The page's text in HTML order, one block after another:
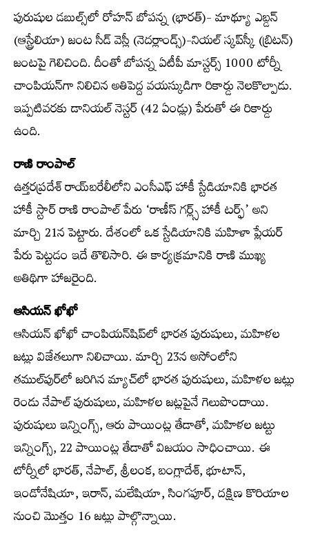
పురుషుల డబుల్స్‌లో రోహన్‌ బోపన్న (భారత్‌)- మాథ్యూ ఎబ్డన్‌
(ఆస్ట్రేలియా) జంట సీడ్‌ వెస్లీ (నెదర్లాండ్స్‌)-నియల్‌ స్కప్‌స్కీ (బ్రిటన్‌)
జంటపై గెలిచింది. దీంతో బోపన్న ఏటీపీ మాస్టర్స్‌ 1000 టోర్నీ
చాంపియన్‌గా నిలిచిన అతిపెద్ద వయస్కుడిగా రికార్డు నెలకొల్పాడు.
ఇప్పటివరకు డానియల్‌ నెస్టర్‌ (42 ఏండ్లు) పేరుతో ఈ రికార్డు
ఉంది.
రాణి రాంపాల్‌
ఉత్తరప్రదేశ్‌ రాయ్‌బరేలీలోని ఎంసీఎఫ్‌ హాకీ స్టేడియానికి భారత
హాకీ స్టార్‌ రాణి రాంపాల్‌ పేరు ‘రాణీస్‌ గర్ల్స్‌ హాకీ టర్ఫ్‌’ అని
మార్చి 21న పెట్టారు. దేశంలో ఒక స్టేడియానికి మహిళా ప్లేయర్‌
పేరు పెట్టడం ఇదే తొలిసారి. ఈ కార్యక్రమానికి రాణి ముఖ్య
అతిథిగా హాజరైంది.
ఆసియన్‌ ఖోఖో
ఆసియన్‌ ఖోఖో చాంపియన్‌షిప్‌లో భారత పురుషులు, మహిళల
జట్లు విజేతలుగా నిలిచాయి. మార్చి 23న అసోంలోని
తముల్‌పుర్‌లో జరిగిన మ్యాచ్‌లో భారత పురుషులు, మహిళల జట్లు
రెండు నేపాల్‌ పురుషులు, మహిళల జట్లపైనే గెలుపొందాయి.
పురుషులు ఇన్నింగ్స్‌, ఆరు పాయింట్ల తేడాతో, మహిళల జట్టు
ఇన్నింగ్స్‌, 22 పాయింట్ల తేడాతో విజయం సాధించాయి. ఈ
టోర్నీలో భారత్‌, నేపాల్‌, శ్రీలంక, బంగ్లాదేశ్‌, భూటాన్‌,
ఇండోనేషియా, ఇరాన్‌, మలేషియా, సింగపూర్‌, దక్షిణ కొరియాల
నుంచి మొత్తం 16 జట్లు పాల్గొన్నాయి.